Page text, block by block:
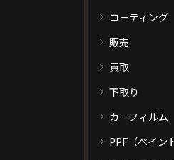
コーティング
販売
買取
下取り
カーフィルム
PPF（ペイント